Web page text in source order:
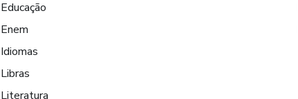
Educação
Enem
Idiomas
Libras
Literatura